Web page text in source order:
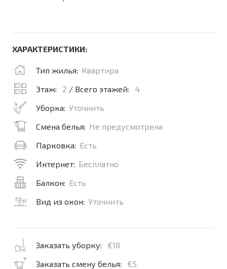
ХАРАКТЕРИСТИКИ:
Тип жилья: Квартира
Этаж:
2 / Всего этажей:
4
Уборка: Уточнить
Смена белья: Не предусмотрена
Парковка: Есть
Интернет: Бесплатно
Балкон: Есть
Вид из окон: Уточнить
Заказать уборку:
€18
Заказать смену белья:
€5